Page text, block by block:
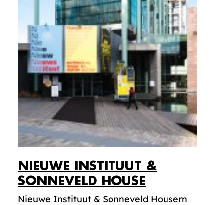
NIEUWE INSTITUUT &
SONNEVELD HOUSE
Nieuwe Instituut & Sonneveld Housern